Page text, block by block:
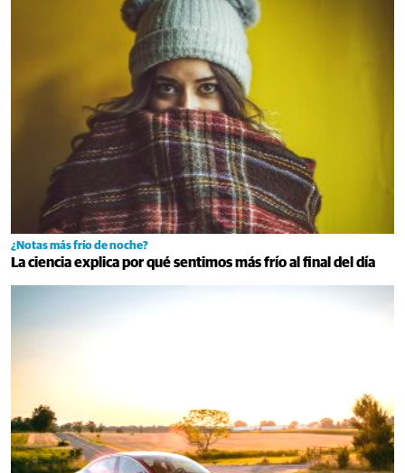
¿Notas más frío de noche?
La ciencia explica por qué sentimos más frío al final del día